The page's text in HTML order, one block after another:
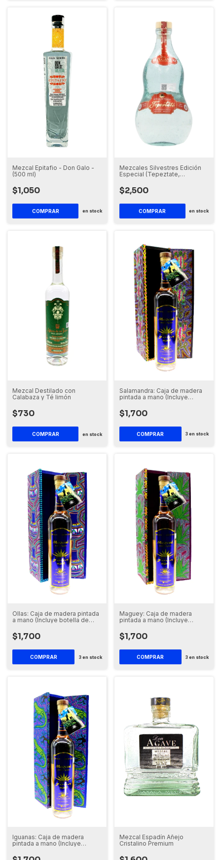
Mezcal Epitafio - Don Galo -
(500 ml)
$1,050
en stock
Mezcales Silvestres Edición
Especial (Tepeztate,
$2,500
COMPRAR en stock
Mezcal Destilado con
Calabaza y Té limón
$730
en stock
Salamandra: Caja de madera
pintada a mano (Incluye
$1,700
COMPRAR 3en stock
Ollas: Caja de madera pintada
a mano (Incluye botella de
$1,700
COMPRAR 3en stock
Maguey: Caja de madera
pintada a mano (Incluye
$1,700
COMPRAR 3en stock
Iguanas: Caja de madera
pintada a mano (Incluye
Mezcal Espadín Añejo
Cristalino Premium